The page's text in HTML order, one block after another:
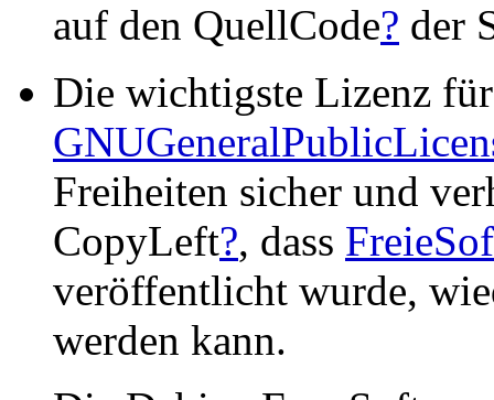
auf den QuellCode? der
Die wichtigste Lizenz
Freiheiten sicher und
CopyLeft?, dass
veröffentlicht wurde,
werden kann.